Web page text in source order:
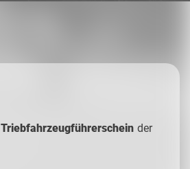
Triebfahrzeugführerschein der